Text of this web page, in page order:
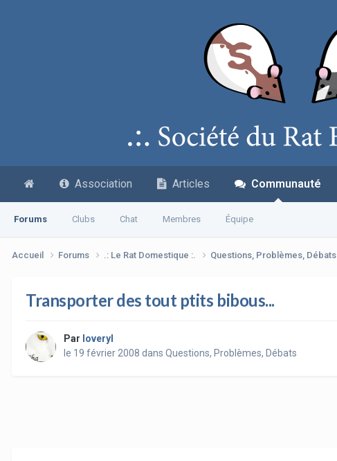
Association Articles Communauté
Forums Clubs Chat Membres Équipe
Accueil Forums .: Le Rat Domestique :. Questions, Problèmes, Débats
Transporter des tout ptits bibous...
Par loveryl
le 19 février 2008 dans Questions, Problèmes, Débats